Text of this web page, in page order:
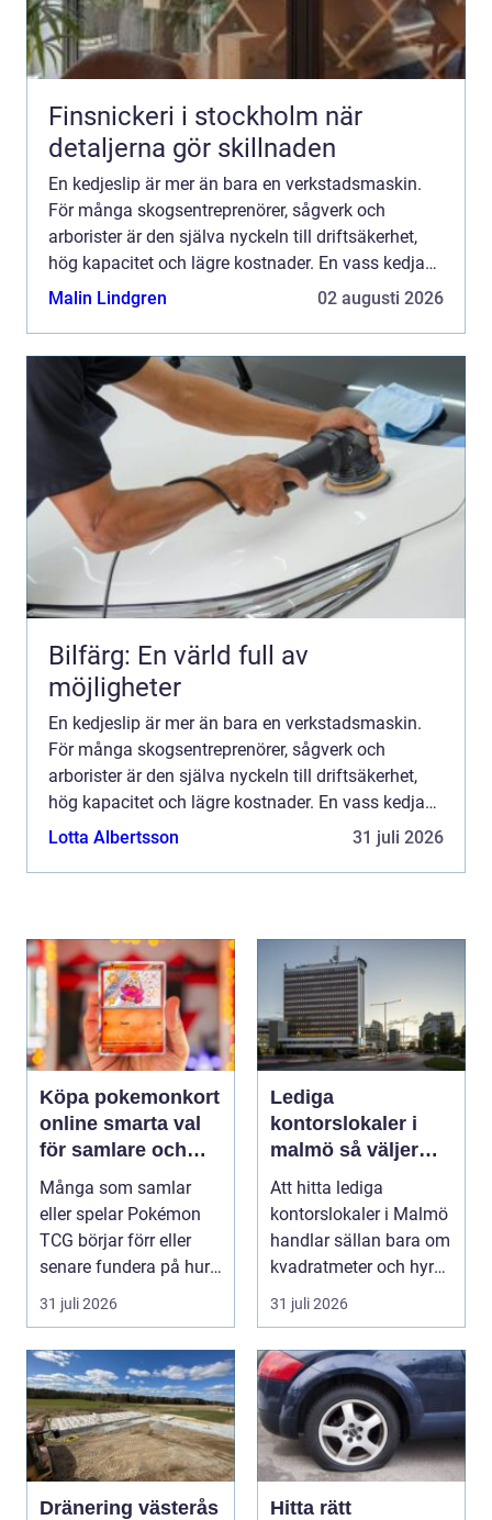
Finsnickeri i stockholm när
detaljerna gör skillnaden
En kedjeslip är mer än bara en verkstadsmaskin.
För många skogsentreprenörer, sågverk och
arborister är den själva nyckeln till driftsäkerhet,
hög kapacitet och lägre kostnader. En vass kedja
minskar bränsleförbrukningen, skonar maskinerna
Malin Lindgren 02 augusti 2026
Bilfärg: En värld full av
möjligheter
En kedjeslip är mer än bara en verkstadsmaskin.
För många skogsentreprenörer, sågverk och
arborister är den själva nyckeln till driftsäkerhet,
hög kapacitet och lägre kostnader. En vass kedja
minskar bränsleförbrukningen, skonar maskinerna
Lotta Albertsson 31 juli 2026
Köpa pokemonkort
online smarta val
för samlare och
spelare
Många som samlar
eller spelar Pokémon
TCG börjar förr eller
senare fundera på hur
de kan köpa kort p...
31 juli 2026
Lediga
kontorslokaler i
malmö så väljer
företag rätt läge
och lokal
Att hitta lediga
kontorslokaler i Malmö
handlar sällan bara om
kvadratmeter och hyra.
För många före...
31 juli 2026
Dränering västerås
Hitta rätt